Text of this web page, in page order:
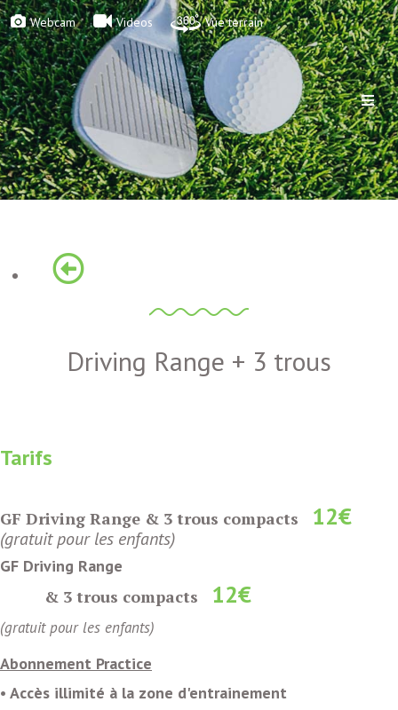
Webcam Videos Vue terrain
Driving Range + 3 trous
Tarifs
GF Driving Range & 3 trous compacts 12€
(gratuit pour les enfants)
GF Driving Range
& 3 trous compacts 12€
(gratuit pour les enfants)
Abonnement Practice
• Accès illimité à la zone d'entrainement